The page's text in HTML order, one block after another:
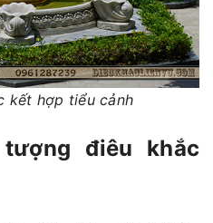
kết hợp tiểu cảnh
điêu khắc